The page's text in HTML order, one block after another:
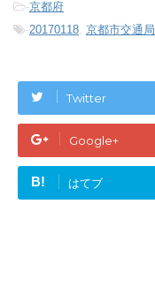
-京都府
-20170118, 京都市交通局
Twitter
Google+
B! はてブ